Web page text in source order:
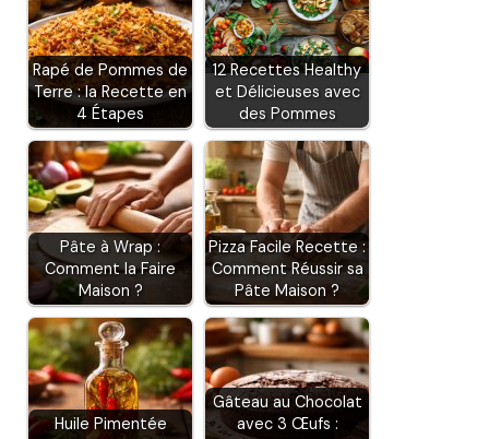
Rapé de Pommes de
Terre : la Recette en
4 Étapes
12 Recettes Healthy
et Délicieuses avec
des Pommes
Pâte à Wrap :
Comment la Faire
Maison ?
Pizza Facile Recette :
Comment Réussir sa
Pâte Maison ?
Huile Pimentée
Gâteau au Chocolat
avec 3 Œufs :